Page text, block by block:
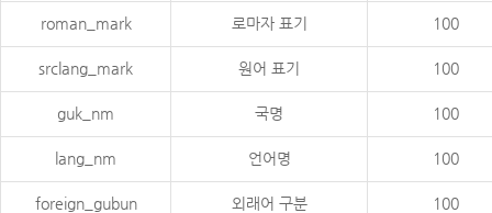
roman_mark 로마자 표기 100
srclang_mark 원어 표기 100
guk_nm 국명 100
lang_nm 언어명 100
foreign_gubun 외래어 구분 100